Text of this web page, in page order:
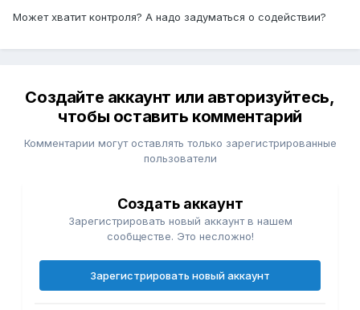
Может хватит контроля? А надо задуматься о содействии?
Создайте аккаунт или авторизуйтесь,
чтобы оставить комментарий
Комментарии могут оставлять только зарегистрированные
пользователи
Создать аккаунт
Зарегистрировать новый аккаунт в нашем
сообществе. Это несложно!
Зарегистрировать новый аккаунт